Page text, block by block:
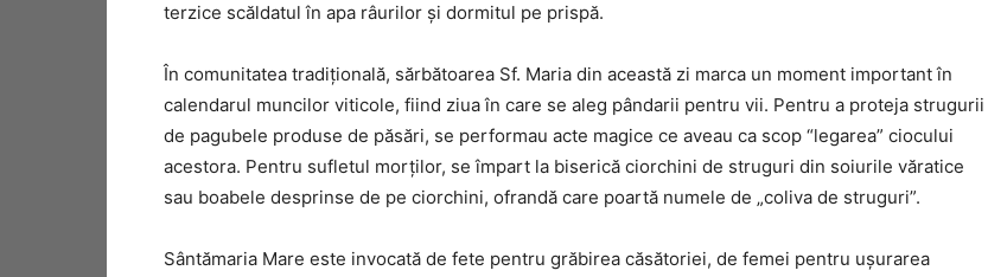
terzice scăldatul în apa râurilor şi dormitul pe prispă.
În comunitatea tradițională, sărbătoarea Sf. Maria din această zi marca un moment important în
calendarul muncilor viticole, fiind ziua în care se aleg pândarii pentru vii. Pentru a proteja strugurii
de pagubele produse de păsări, se performau acte magice ce aveau ca scop “legarea” ciocului
acestora. Pentru sufletul morților, se împart la biserică ciorchini de struguri din soiurile văratice
sau boabele desprinse de pe ciorchini, ofrandă care poartă numele de „coliva de struguri”.
Sântămaria Mare este invocată de fete pentru grăbirea căsătoriei, de femei pentru uşurarea